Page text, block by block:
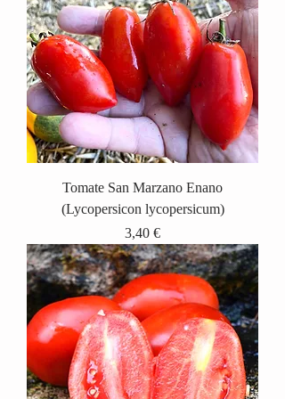
Tomate San Marzano Enano
(Lycopersicon lycopersicum)
Precio
3,40 €